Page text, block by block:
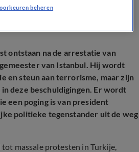
ontstaan na de arrestatie van
van Istanbul. Hij wordt
en steun aan terrorisme, maar zijn
deze beschuldigingen. Er wordt
een poging is van president
politieke tegenstander uit de weg
massale protesten in Turkije,
beheren